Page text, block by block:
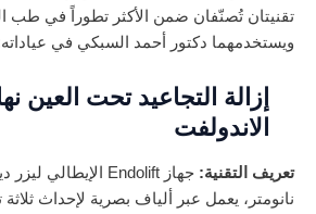
تقنيتان تُصنّفان ضمن الأكثر تطوراً في طب
ويستخدمهما دكتور أحمد السبكي في
إزالة التجاعيد تحت العين
الاندولفت
تعريف التقنية:
نانومتر، يعمل عبر ألياف بصرية لإحداث ثلاثة